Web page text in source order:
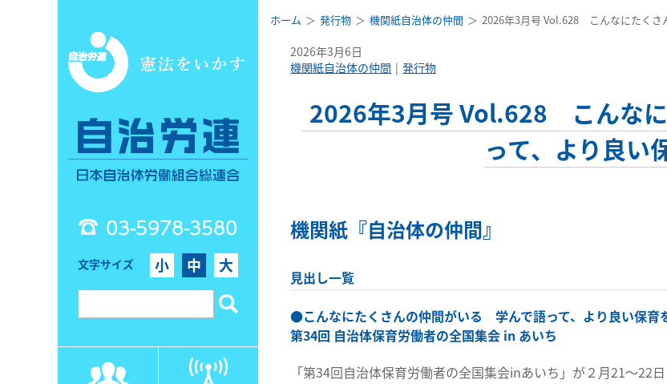
03-5978-3580
文字サイズ 小 中 大
ホーム 発行物 機関紙自治体の仲間 2026年3月号 Vol.628 こんなにたくさ
2026年3月6日
機関紙自治体の仲間
発行物
2026年3月号 Vol.628 こんな
って、より良い
機関紙『自治体の仲間』
見出し一覧
●こんなにたくさんの仲間がいる 学んで語って、より良い保育
第34回 自治体保育労働者の全国集会 in あいち
「第34回自治体保育労働者の全国集会inあいち」が２月21～22